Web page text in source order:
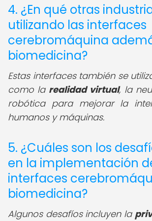
4. ¿En qué otras
utilizando las interfaces
cerebromáquina
biomedicina?
Estas interfaces también se
como la realidad virtual, la
robótica para mejorar la
humanos y máquinas.
5. ¿Cuáles son los
en la implementación
interfaces
biomedicina?
Algunos desafíos incluyen la